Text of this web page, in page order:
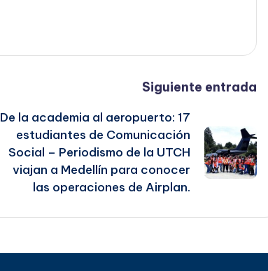
Siguiente entrada
De la academia al aeropuerto: 17
estudiantes de Comunicación
Social – Periodismo de la UTCH
viajan a Medellín para conocer
las operaciones de Airplan.